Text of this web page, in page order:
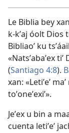
Le Biblia bey
k-kʼaj óolt Dios
Bibliaoʼ ku
«Natsʼabaʼex
(Santiago 4:8).
xan: «Letiʼeʼ
toʼoneʼexiʼ».
Jeʼex u bin a
cuenta letiʼeʼ